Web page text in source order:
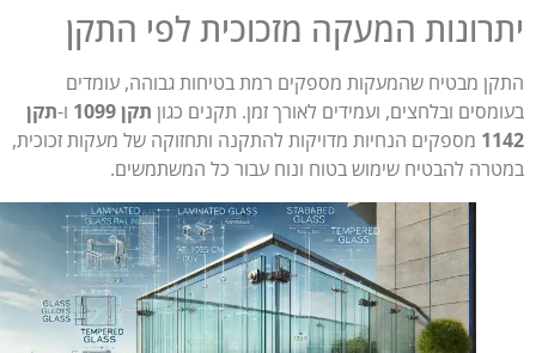
המעקה מזכוכית לפי התקן
מבטיח שהמעקות מספקים רמת בטיחות גבוהה, עומדים
ובלחצים, ועמידים לאורך זמן. תקנים כגון תקן 1099 ו-תקן
מספקים הנחיות מדויקות להתקנה ותחזוקה של מעקות זכוכית,
להבטיח שימוש בטוח ונוח עבור כל המשתמשים.